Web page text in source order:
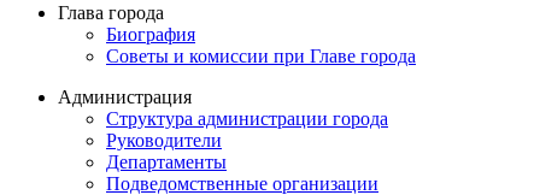
Глава города
Биография
Советы и комиссии при Главе города
Администрация
Структура администрации города
Руководители
Департаменты
Подведомственные организации